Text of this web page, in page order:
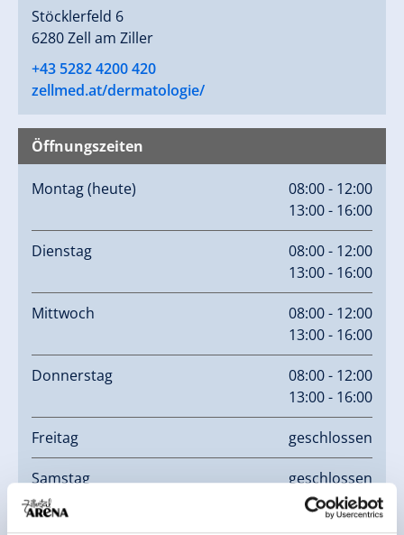
Stöcklerfeld 6
6280 Zell am Ziller
+43 5282 4200 420
zellmed.at/dermatologie/
Öffnungszeiten
Montag(heute)
08:00 - 12:00
13:00 - 16:00
Dienstag
08:00 - 12:00
13:00 - 16:00
Mittwoch
08:00 - 12:00
13:00 - 16:00
Donnerstag
08:00 - 12:00
13:00 - 16:00
Freitag geschlossen
Samstag geschlossen
Sonntag geschlossen